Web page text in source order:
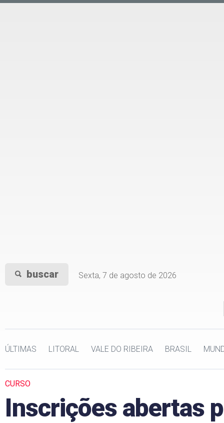
buscar Sexta, 7 de agosto de 2026
ÚLTIMAS LITORAL VALE DO RIBEIRA BRASIL
CURSO
Inscrições abertas